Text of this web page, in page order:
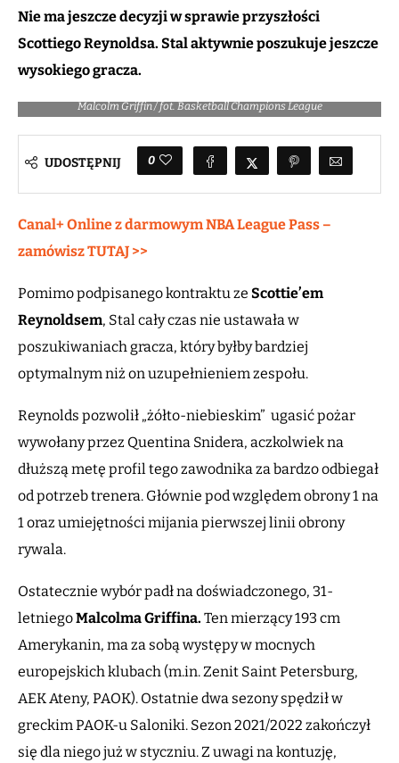
Nie ma jeszcze decyzji w sprawie przyszłości
Scottiego Reynoldsa. Stal aktywnie poszukuje jeszcze
wysokiego gracza.
Malcolm Griffin / fot. Basketball Champions League
UDOSTĘPNIJ 0
Canal+ Online z darmowym NBA League Pass –
zamówisz TUTAJ >>
Pomimo podpisanego kontraktu ze Scottie’em
Reynoldsem, Stal cały czas nie ustawała w
poszukiwaniach gracza, który byłby bardziej
optymalnym niż on uzupełnieniem zespołu.
Reynolds pozwolił „żółto-niebieskim” ugasić pożar
wywołany przez Quentina Snidera, aczkolwiek na
dłuższą metę profil tego zawodnika za bardzo odbiegał
od potrzeb trenera. Głównie pod względem obrony 1 na
1 oraz umiejętności mijania pierwszej linii obrony
rywala.
Ostatecznie wybór padł na doświadczonego, 31-
letniegoMalcolma Griffina. Ten mierzący 193 cm
Amerykanin, ma za sobą występy w mocnych
europejskich klubach (m.in. Zenit Saint Petersburg,
AEK Ateny, PAOK). Ostatnie dwa sezony spędził w
greckim PAOK-u Saloniki. Sezon 2021/2022 zakończył
się dla niego już w styczniu. Z uwagi na kontuzję,